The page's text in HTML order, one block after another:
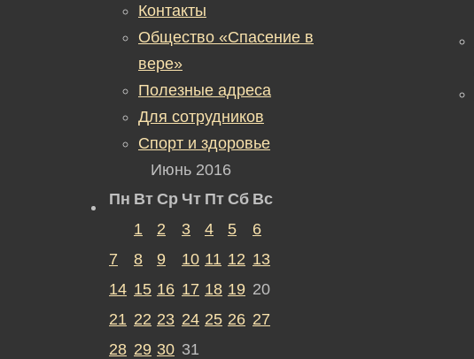
Контакты
Общество «Спасение в
вере»
Полезные адреса
Для сотрудников
Спорт и здоровье
Июнь 2016
Пн Вт Ср Чт Пт Сб Вс
1
2 3 4 5
6
7
8 9 10 11 12 13
14 15 16 17 18 19 20
21 22 23 24 25 26 27
28 29 30 31